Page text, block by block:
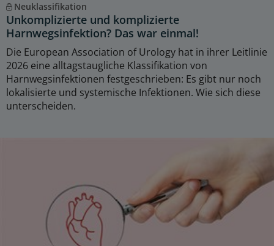
Neuklassifikation
Unkomplizierte und komplizierte
Harnwegsinfektion? Das war einmal!
Die European Association of Urology hat in ihrer Leitlinie
2026 eine alltagstaugliche Klassifikation von
Harnwegsinfektionen festgeschrieben: Es gibt nur noch
lokalisierte und systemische Infektionen. Wie sich diese
unterscheiden.